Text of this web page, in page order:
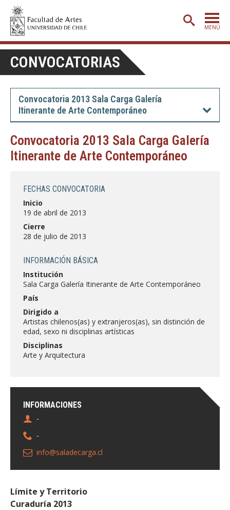
MENÚ
PORTADA
ADMISIÓN
ETAPA BÁSICA
CARRERAS
POSTGRADO
EXTENSIÓN
BIBLIOTECA
DEPARTAMENTOS
Estudiantes
Académicas/os Egresadas/os
CONVOCATORIAS
Convocatoria 2013 Sala Carga Galería
Itinerante de Arte Contemporáneo
Convocatoria 2013 Sala Carga Galería
Itinerante de Arte Contemporáneo
INFORMACIONES
-
-
info@saladecarga.cl
FECHAS CONVOCATORIA
Inicio
19 de abril de 2013
Cierre
28 de julio de 2013
INFORMACIÓN BÁSICA
Institución
Sala Carga Galería Itinerante de Arte Contemporáneo
País
Dirigido a
Artistas chilenos(as) y extranjeros(as), sin distinción de
edad, sexo ni disciplinas artísticas
Disciplinas
Arte y Arquitectura
Límite y Territorio
Curaduría 2013